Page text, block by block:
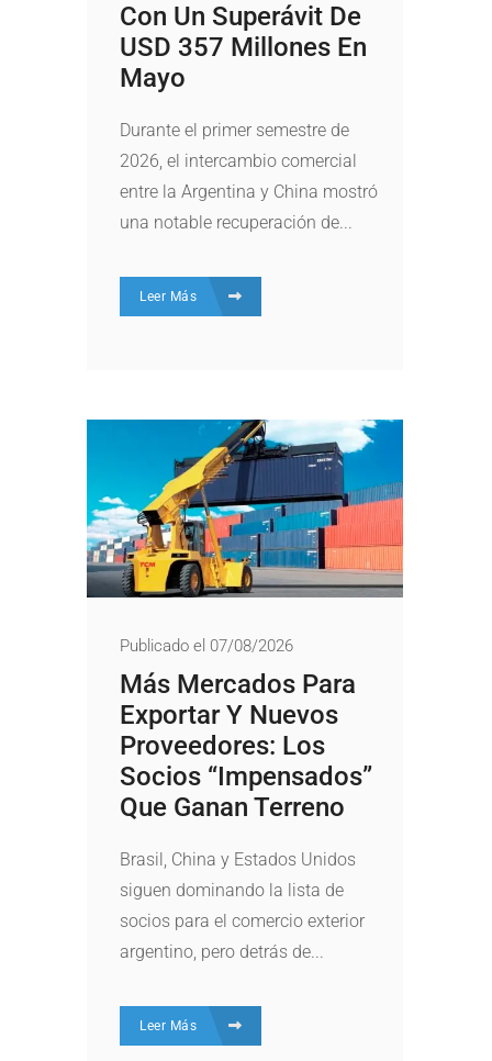
Con Un Superávit De
USD 357 Millones En
Mayo
Durante el primer semestre de
2026, el intercambio comercial
entre la Argentina y China mostró
una notable recuperación de...
Leer Más
Publicado el 07/08/2026
Más Mercados Para
Exportar Y Nuevos
Proveedores: Los
Socios “impensados”
Que Ganan Terreno
Brasil, China y Estados Unidos
siguen dominando la lista de
socios para el comercio exterior
argentino, pero detrás de...
Leer Más